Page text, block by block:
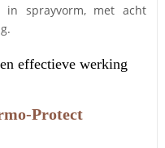
in sprayvorm, met acht
effectieve werking
Protect